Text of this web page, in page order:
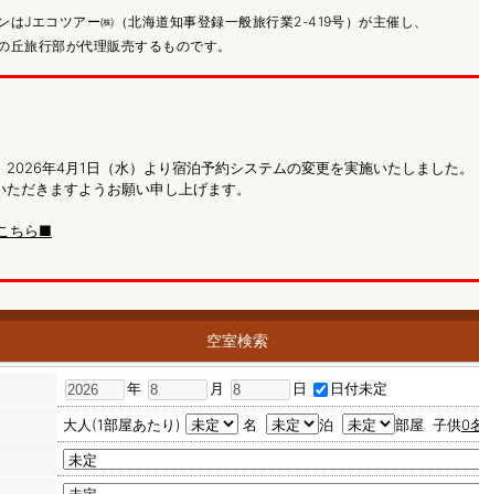
はJエコツアー㈱（北海道知事登録一般旅行業2-419号）が主催し、
丘旅行部が代理販売するものです。
年4月1日（水）より宿泊予約システムの変更を実施いたしました。
だきますようお願い申し上げます。
ちら■
空室検索
年 月 日 日付未定
大人(1部屋あたり) 名 泊 部屋 子供0